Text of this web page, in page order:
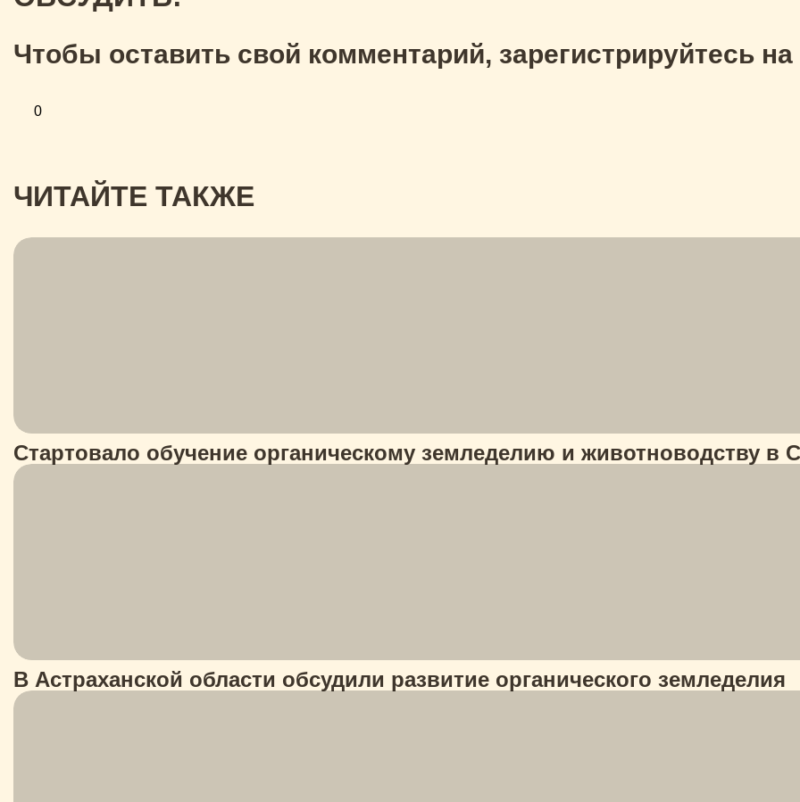
Чтобы оставить свой комментарий, зарегистрируйтесь
0
ЧИТАЙТЕ ТАКЖЕ
Стартовало обучение органическому земледелию и животноводству
В Астраханской области обсудили развитие органического земледелия